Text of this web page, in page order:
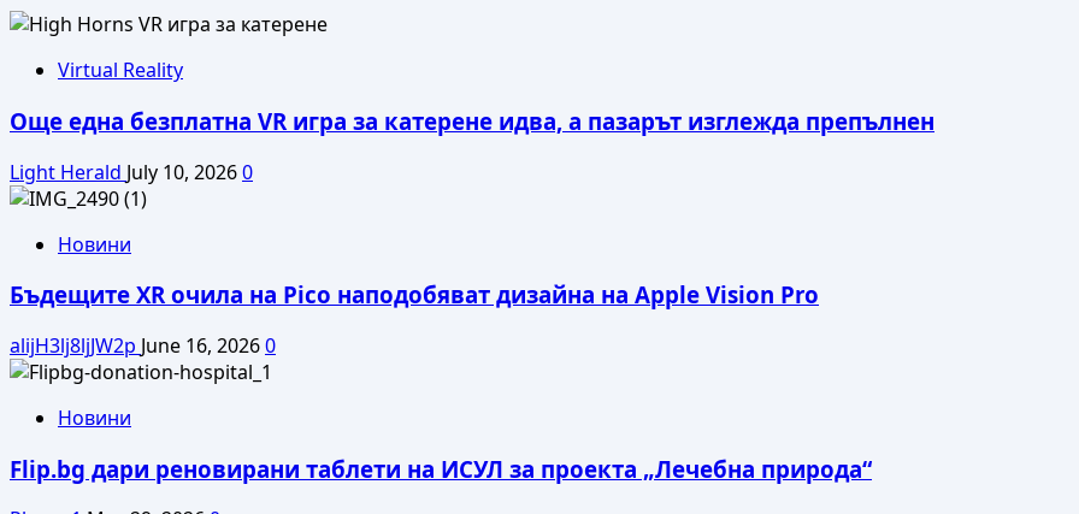
да
изберем
видеорегистратор
кола
кaкво
трябва
Virtual Reality
Още една безплатна VR игра за катерене идва, а пазарът изглежда препълнен
Light Herald July 10, 20260
Новини
Бъдещите XR очила на Pico наподобяват дизайна на Apple Vision Pro
alijH3lj8ljJW2p June 16, 20260
Новини
Flip.bg дари реновирани таблети на ИСУЛ за проекта „Лечебна природа“